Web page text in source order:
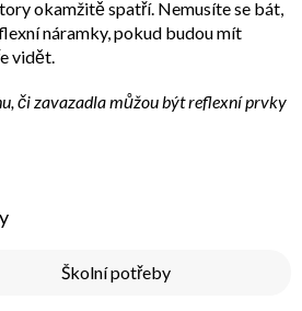
okamžitě spatří. Nemusíte se bát,
náramky, pokud budou mít
vidět.
či zavazadla můžou být reflexní prvky
Školní potřeby